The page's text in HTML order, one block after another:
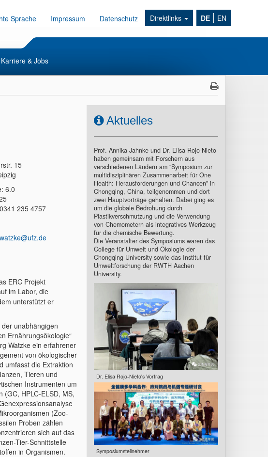
Sprache Impressum Datenschutz Direktlinks DE EN
Karriere & Jobs
15
6.0
235 4757
ERC Projekt
im Labor, die
unterstützt er
unabhängigen
Ernährungsökologie“
Watzke ein erfahrener
von ökologischer
umfasst die Extraktion
Tieren und
Instrumenten um
(GC, HPLC-ELSD, MS,
(Zoo-
Proben zählen
sich auf das
Tier-Schnittstelle
in Organismen.
Aktuelles
Prof. Annika Jahnke und Dr. Elisa Rojo-Nieto
haben gemeinsam mit Forschern aus
verschiedenen Ländern am "Symposium zur
multidisziplinären Zusammenarbeit für One
Health: Herausforderungen und Chancen" in
Chongqing, China, teilgenommen und dort
zwei Hauptvorträge gehalten. Dabei ging es
um die globale Bedrohung durch
Plastikverschmutzung und die Verwendung
von Chemometern als integratives Werkzeug
für die chemische Bewertung.
Die Veranstalter des Symposiums waren das
College für Umwelt und Ökologie der
Chongqing University sowie das Institut für
Umweltforschung der RWTH Aachen
University.
Dr. Elisa Rojo-Nieto's Vortrag
Symposiumsteilnehmer